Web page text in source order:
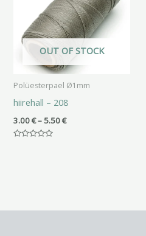
OUT OF STOCK
Polüesterpael Ø1mm
hiirehall – 208
3.00€–5.50€